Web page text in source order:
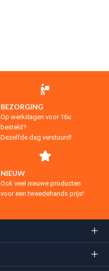
BEZORGING
Op werkdagen voor 16u
besteld?
Dezelfde dag verstuurd!
NIEUW
Ook veel nieuwe producten
voor een tweedehands prijs!